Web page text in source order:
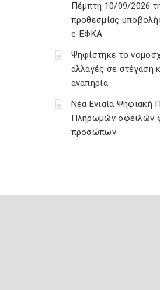
Πέμπτη 10/09/2026
προθεσμίας
e-ΕΦΚΑ
Ψηφίστηκε το
αλλαγές σε στέγαση
αναπηρία
Νέα Ενιαία Ψηφιακή
Πληρωμών οφειλών
προσώπων